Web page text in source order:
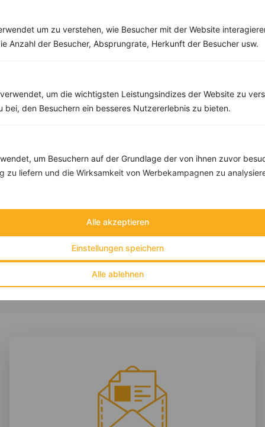
um zu verstehen, wie Besucher mit der Website
Anzahl der Besucher, Absprungrate, Herkunft der Besucher usw.
um die wichtigsten Leistungsindizes der Website zu
bei, den Besuchern ein besseres Nutzererlebnis zu bieten.
um Besuchern auf der Grundlage der von ihnen zuvor
zu liefern und die Wirksamkeit von Werbekampagnen zu
Alle ablehnen
Einstellungen speichern
Alle akzeptieren
‹ ›
Kalorien:570 kcal
Eiweiß:26 g
‹ ›
Fett:
13 g
Eiweiß: